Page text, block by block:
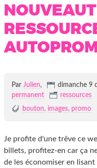
Par Julien, dimanche 9
permanent
ressources
bouton
images promo
Je profite d'une trêve ce
billets, profitez-en car ça
de les économiser en